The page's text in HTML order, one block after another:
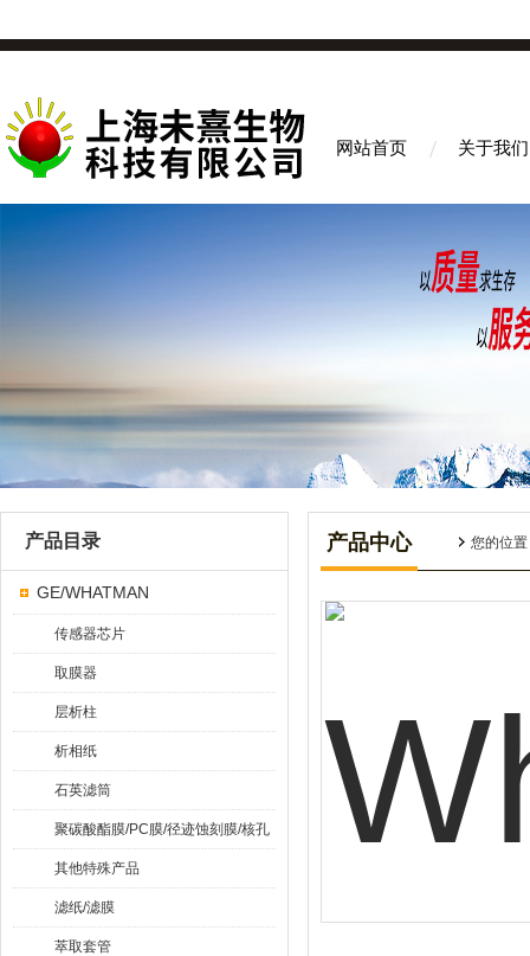
网站首页 关于我们
产品目录
GE/WHATMAN
传感器芯片
取膜器
层析柱
析相纸
石英滤筒
聚碳酸酯膜/PC膜/径迹蚀刻膜/核孔
膜
其他特殊产品
滤纸/滤膜
萃取套管
产品中心 您的位